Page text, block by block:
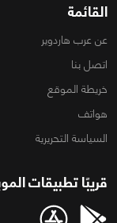
القائمة
عن عرب هاردوير
اتصل بنا
خريطة الموقع
هواتف
السياسة التحريرية
قريبًا تطبيقات